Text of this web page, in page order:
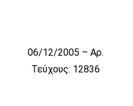
06/12/2005 – Αρ.
Τεύχους: 12836